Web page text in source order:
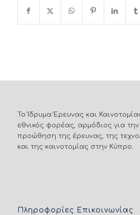
Το Ίδρυμα Έρευνας και
εθνικός φορέας, αρμόδιος για
προώθηση της έρευνας, της
και της καινοτομίας στην Κύπρο.
Πληροφορίες Επικοινωνίας